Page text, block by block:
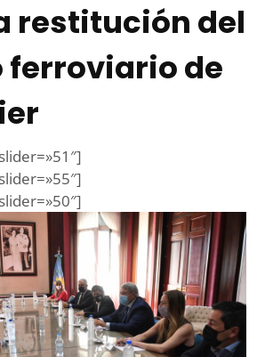
restitución del
ferroviario de